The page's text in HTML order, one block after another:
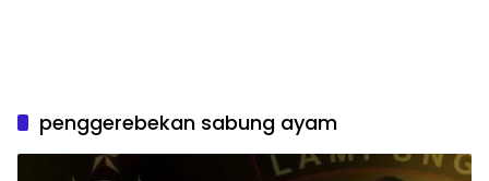
penggerebekan sabung ayam